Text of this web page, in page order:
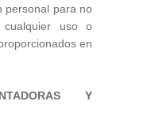
personal para no
uso o
en
Y